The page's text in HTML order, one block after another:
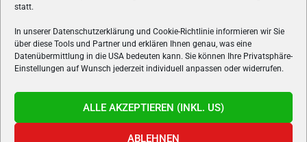
statt.
In unserer Datenschutzerklärung und Cookie-Richtlinie informieren wir Sie
über diese Tools und Partner und erklären Ihnen genau, was eine
Datenübermittlung in die USA bedeuten kann. Sie können Ihre Privatsphäre-
Einstellungen auf Wunsch jederzeit individuell anpassen oder widerrufen.
ALLE AKZEPTIEREN (INKL. US)
ABLEHNEN
FOLGE UNS